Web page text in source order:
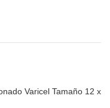
Varicel Tamaño 12 x